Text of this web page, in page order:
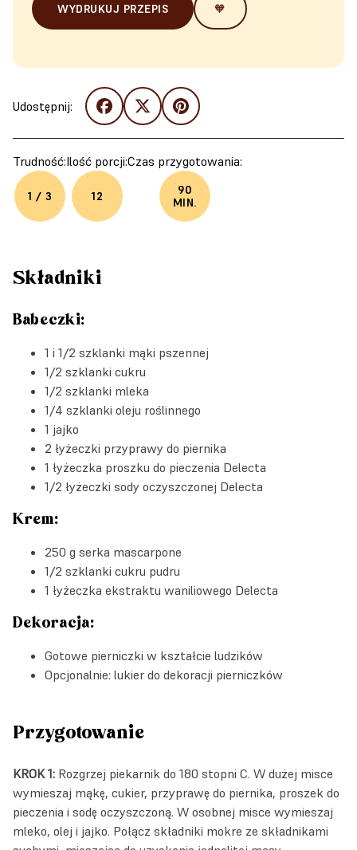
WYDRUKUJ PRZEPIS 🧡
Udostępnij:
Trudność:
1 / 3
Ilość porcji:
12
Czas przygotowania:
90
MIN.
Składniki
Babeczki:
1 i 1/2 szklanki mąki pszennej
1/2 szklanki cukru
1/2 szklanki mleka
1/4 szklanki oleju roślinnego
1 jajko
2 łyżeczki przyprawy do piernika
1 łyżeczka proszku do pieczenia Delecta
1/2 łyżeczki sody oczyszczonej Delecta
Krem:
250 g serka mascarpone
1/2 szklanki cukru pudru
1 łyżeczka ekstraktu waniliowego Delecta
Dekoracja:
Gotowe pierniczki w kształcie ludzików
Opcjonalnie: lukier do dekoracji pierniczków
Przygotowanie
KROK 1: Rozgrzej piekarnik do 180 stopni C. W dużej misce
wymieszaj mąkę, cukier, przyprawę do piernika, proszek do
pieczenia i sodę oczyszczoną. W osobnej misce wymieszaj
mleko, olej i jajko. Połącz składniki mokre ze składnikami